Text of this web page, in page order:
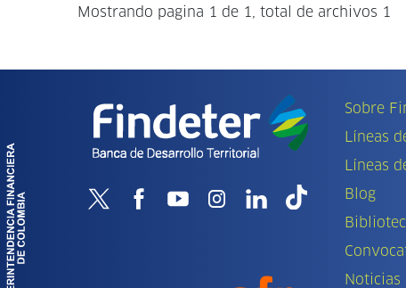
Mostrando pagina 1 de 1, total de archivos 1
Sobre
Líneas
Líneas
Blog
Noticias